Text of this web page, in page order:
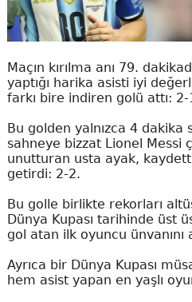
Maçın kırılma anı 79.
yaptığı harika asisti iyi
farkı bire indiren golü attı: 2-
Bu golden yalnızca 4 dakika
sahneye bizzat Lionel Messi
unutturan usta ayak,
getirdi: 2-2.
Bu golle birlikte rekorları
Dünya Kupası tarihinde üst
gol atan ilk oyuncu ünvanını
Ayrıca bir Dünya Kupası
hem asist yapan en yaşlı